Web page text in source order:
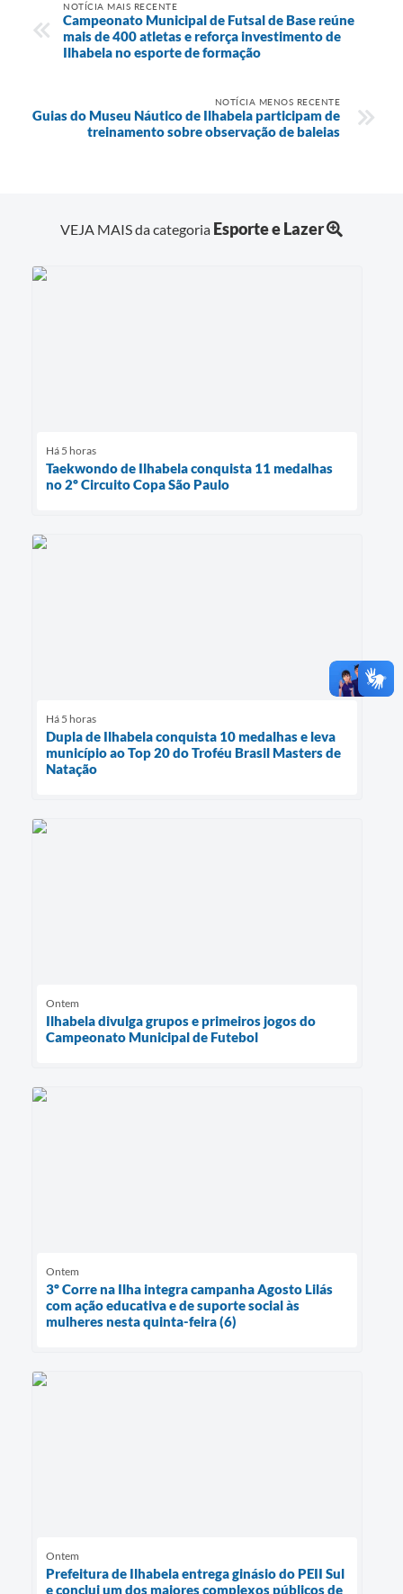
NOTÍCIA MAIS RECENTE
Campeonato Municipal de Futsal de Base reúne
mais de 400 atletas e reforça investimento de
Ilhabela no esporte de formação
NOTÍCIA MENOS RECENTE
Guias do Museu Náutico de Ilhabela participam de
treinamento sobre observação de baleias
VEJA MAIS da categoria Esporte e Lazer
Há 5 horas
Taekwondo de Ilhabela conquista 11 medalhas
no 2º Circuito Copa São Paulo
Há 5 horas
Dupla de Ilhabela conquista 10 medalhas e leva
município ao Top 20 do Troféu Brasil Masters de
Natação
Ontem
Ilhabela divulga grupos e primeiros jogos do
Campeonato Municipal de Futebol
Ontem
3º Corre na Ilha integra campanha Agosto Lilás
com ação educativa e de suporte social às
mulheres nesta quinta-feira (6)
Ontem
Prefeitura de Ilhabela entrega ginásio do PEII Sul
e conclui um dos maiores complexos públicos de